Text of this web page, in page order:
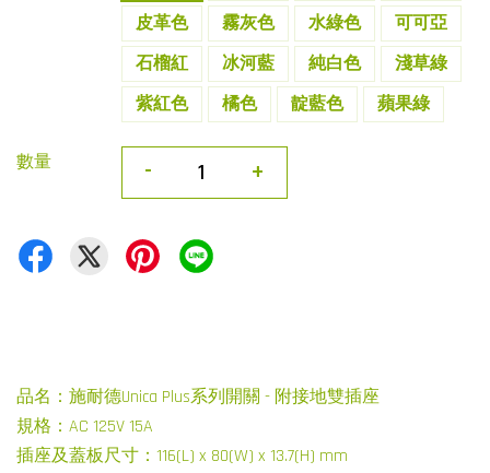
皮革色
霧灰色 水綠色
可可亞
石榴紅
冰河藍 純白色
淺草綠
紫紅色
橘色 靛藍色 蘋果綠
數量 - +
品名：施耐德Unica Plus系列開關 - 附接地雙插座
規格：AC 125V 15A
插座及蓋板尺寸：116(L) x 80(W) x 13.7(H) mm